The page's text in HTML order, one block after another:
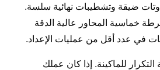
ضيقة وتشطيبات نهائية سلسة.
خماسية المحاور عالية الدقة
في عدد أقل من عمليات الإعداد.
للماكينة. إذا كان عملك